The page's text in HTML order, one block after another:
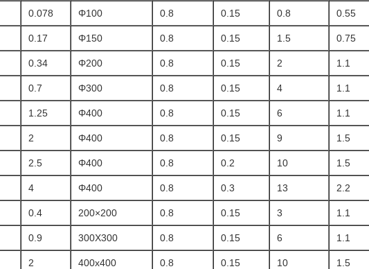
0.078 Φ100 0.8 0.15 0.8 0.55
0.17 Φ150 0.8 0.15 1.5 0.75
0.34 Φ200 0.8 0.15 2 1.1
0.7 Φ300 0.8 0.15 4 1.1
1.25 Φ400 0.8 0.15 6 1.1
2 Φ400 0.8 0.15 9 1.5
2.5 Φ400 0.8 0.2 10 1.5
4 Φ400 0.8 0.3 13 2.2
0.4 200×200 0.8 0.15 3 1.1
0.9 300X300 0.8 0.15 6 1.1
2 400x400 0.8 0.15 10 1.5